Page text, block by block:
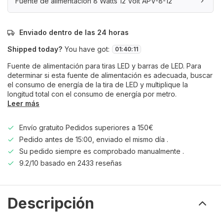
Enviado dentro de las 24 horas
Shipped today? You have got: 01:40:10
Fuente de alimentación para tiras LED y barras de LED. Para
determinar si esta fuente de alimentación es adecuada, buscar
el consumo de energía de la tira de LED y multiplique la
longitud total con el consumo de energía por metro.
Leer más
Envío gratuito Pedidos superiores a 150€
Pedido antes de 15:00, enviado el mismo día .
Su pedido siempre es comprobado manualmente .
9.2/10 basado en 2433 reseñas
Descripción